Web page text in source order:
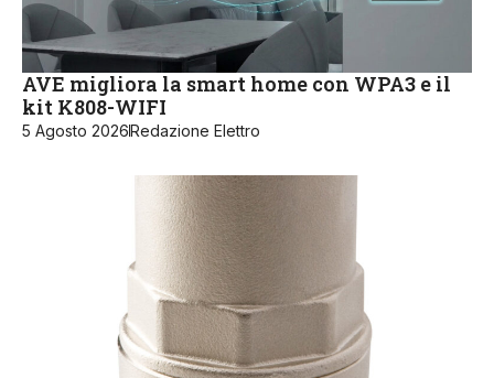
AVE migliora la smart home con WPA3 e il
kit K808-WIFI
5 Agosto 2026Redazione Elettro